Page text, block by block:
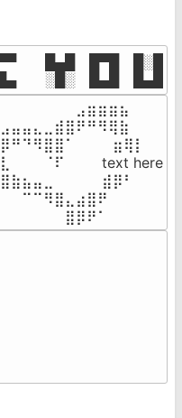
█▄█ █▀█ █░█
░█░ █▄█ █▄█
⠀⣶⢿⡇
text here
⠀⣾⡿⠃⠀